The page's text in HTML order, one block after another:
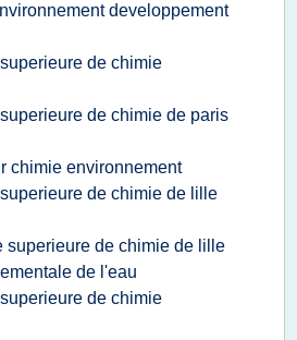
developpement
de chimie
de chimie de paris
chimie environnement
de chimie de lille
superieure de chimie de lille
de l'eau
de chimie